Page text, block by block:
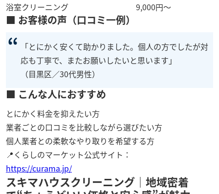
浴室クリーニング
9,000円〜
■ お客様の声（口コミ一例）
「とにかく安くて助かりました。個人の方でしたが対
応も丁寧で、またお願いしたいと思います」
（目黒区／30代男性）
■ こんな人におすすめ
とにかく料金を抑えたい方
業者ごとの口コミを比較しながら選びたい方
個人業者との柔軟なやり取りを希望する方
📍くらしのマーケット公式サイト：
https://curama.jp/
スキマハウスクリーニング｜地域密着